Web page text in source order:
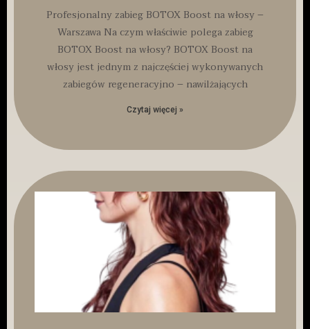
Profesjonalny zabieg BOTOX Boost na włosy –
Warszawa Na czym właściwie polega zabieg
BOTOX Boost na włosy? BOTOX Boost na
włosy jest jednym z najczęściej wykonywanych
zabiegów regeneracyjno – nawilżających
Czytaj więcej »